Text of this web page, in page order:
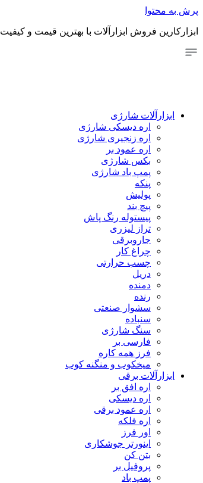
پرش به محتوا
ابزارکارین فروش ابزارآلات با بهترین قیمت و کیفیت
ابزارآلات شارژی
اره دیسکی شارژی
اره زنجیری شارژی
اره عمود بر
بکس شارژی
پمپ باد شارژی
پنکه
پولیش
پیچ بند
پیستوله رنگ پاش
تراز لیزری
جاروبرقی
چراغ کار
چسب حرارتی
دریل
دمنده
رنده
سشوار صنعتی
سنباده
سنگ شارژی
فارسی بر
فرز همه کاره
میخکوب و منگنه کوب
ابزارآلات برقی
اره افق بر
اره دیسکی
اره عمود برقی
اره فلکه
اور فرز
اینورتر جوشکاری
بتن کن
پروفیل بر
پمپ باد